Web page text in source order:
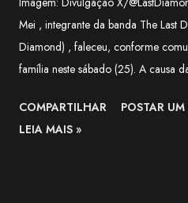
Mei , integrante da banda The Last
Diamond) , faleceu, conforme
família neste sábado (25). A causa
sua trajetória e lamentou a forma
comunicada. O funeral será
COMPARTILHAR
POSTAR
LEIA MAIS »